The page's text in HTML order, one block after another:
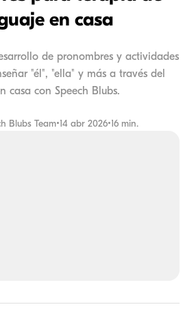
en casa
de pronombres y actividades
"él", "ella" y más a través del
casa con Speech Blubs.
Blubs Team•14 abr 2026•16 min.